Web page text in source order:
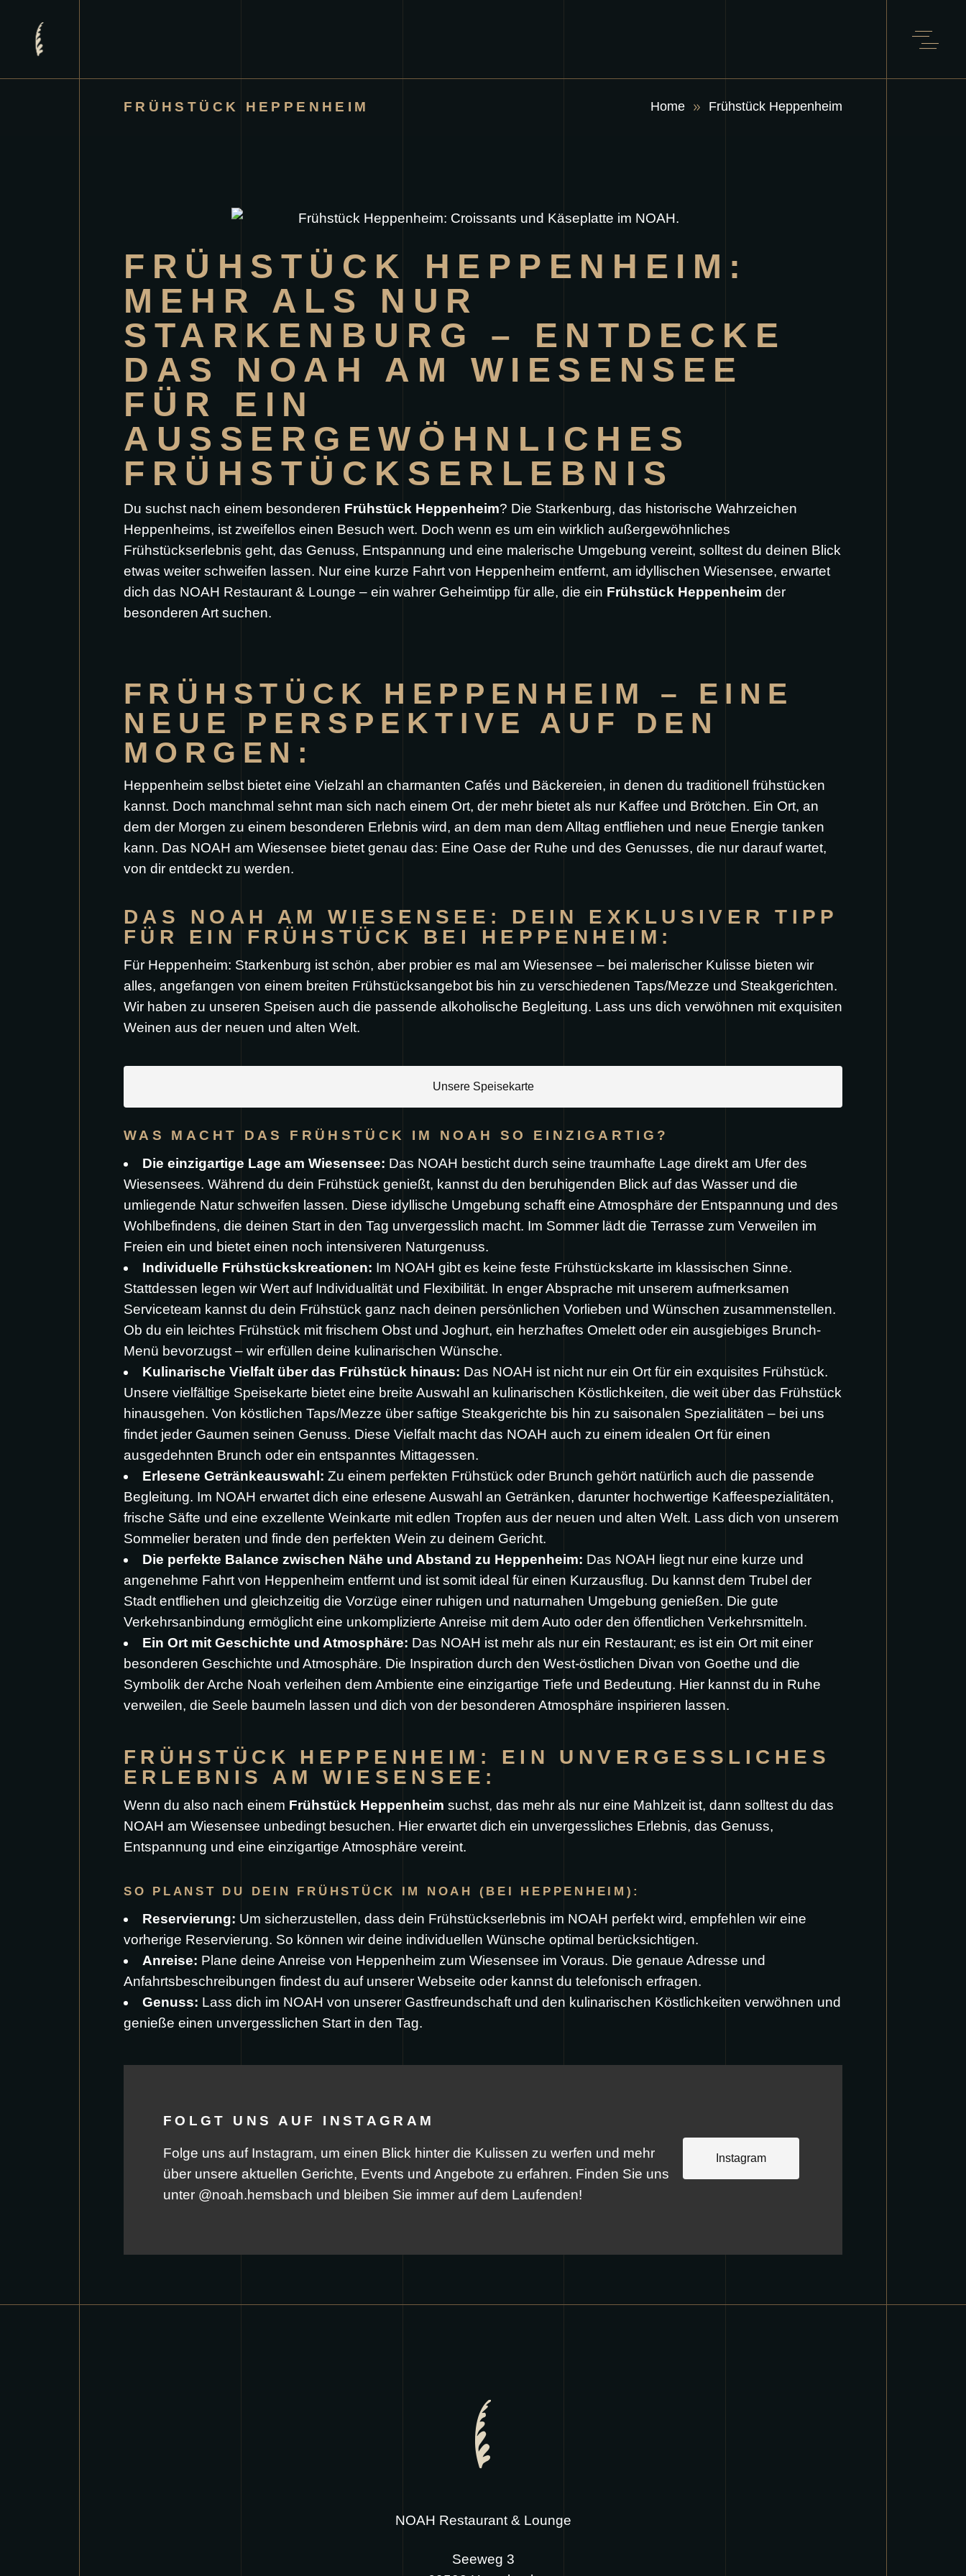
FRÜHSTÜCK HEPPENHEIM Home Frühstück Heppenheim
FRÜHSTÜCK HEPPENHEIM:
MEHR ALS NUR
STARKENBURG – ENTDECKE
DAS NOAH AM WIESENSEE
FÜR EIN
AUSSERGEWÖHNLICHES F
RÜHSTÜCKSERLEBNIS
Du suchst nach einem besonderen Frühstück Heppenheim? Die Starkenburg, das historische Wahrzeichen
Heppenheims, ist zweifellos einen Besuch wert. Doch wenn es um ein wirklich außergewöhnliches
Frühstückserlebnis geht, das Genuss, Entspannung und eine malerische Umgebung vereint, solltest du deinen Blick
etwas weiter schweifen lassen. Nur eine kurze Fahrt von Heppenheim entfernt, am idyllischen Wiesensee, erwartet
dich das NOAH Restaurant & Lounge – ein wahrer Geheimtipp für alle, die ein Frühstück Heppenheim der
besonderen Art suchen.
FRÜHSTÜCK HEPPENHEIM – EINE
NEUE PERSPEKTIVE AUF DEN
MORGEN:
Heppenheim selbst bietet eine Vielzahl an charmanten Cafés und Bäckereien, in denen du traditionell frühstücken
kannst. Doch manchmal sehnt man sich nach einem Ort, der mehr bietet als nur Kaffee und Brötchen. Ein Ort, an
dem der Morgen zu einem besonderen Erlebnis wird, an dem man dem Alltag entfliehen und neue Energie tanken
kann. Das NOAH am Wiesensee bietet genau das: Eine Oase der Ruhe und des Genusses, die nur darauf wartet,
von dir entdeckt zu werden.
DAS NOAH AM WIESENSEE: DEIN EXKLUSIVER TIPP
FÜR EIN FRÜHSTÜCK BEI HEPPENHEIM:
Für Heppenheim: Starkenburg ist schön, aber probier es mal am Wiesensee – bei malerischer Kulisse bieten wir
alles, angefangen von einem breiten Frühstücksangebot bis hin zu verschiedenen Taps/Mezze und Steakgerichten.
Wir haben zu unseren Speisen auch die passende alkoholische Begleitung. Lass uns dich verwöhnen mit exquisiten
Weinen aus der neuen und alten Welt.
Unsere Speisekarte
WAS MACHT DAS FRÜHSTÜCK IM NOAH SO EINZIGARTIG?
Die einzigartige Lage am Wiesensee: Das NOAH besticht durch seine traumhafte Lage direkt am Ufer des
Wiesensees. Während du dein Frühstück genießt, kannst du den beruhigenden Blick auf das Wasser und die
umliegende Natur schweifen lassen. Diese idyllische Umgebung schafft eine Atmosphäre der Entspannung und des
Wohlbefindens, die deinen Start in den Tag unvergesslich macht. Im Sommer lädt die Terrasse zum Verweilen im
Freien ein und bietet einen noch intensiveren Naturgenuss.
Individuelle Frühstückskreationen: Im NOAH gibt es keine feste Frühstückskarte im klassischen Sinne.
Stattdessen legen wir Wert auf Individualität und Flexibilität. In enger Absprache mit unserem aufmerksamen
Serviceteam kannst du dein Frühstück ganz nach deinen persönlichen Vorlieben und Wünschen zusammenstellen.
Ob du ein leichtes Frühstück mit frischem Obst und Joghurt, ein herzhaftes Omelett oder ein ausgiebiges Brunch-
Menü bevorzugst – wir erfüllen deine kulinarischen Wünsche.
Kulinarische Vielfalt über das Frühstück hinaus: Das NOAH ist nicht nur ein Ort für ein exquisites Frühstück.
Unsere vielfältige Speisekarte bietet eine breite Auswahl an kulinarischen Köstlichkeiten, die weit über das Frühstück
hinausgehen. Von köstlichen Taps/Mezze über saftige Steakgerichte bis hin zu saisonalen Spezialitäten – bei uns
findet jeder Gaumen seinen Genuss. Diese Vielfalt macht das NOAH auch zu einem idealen Ort für einen
ausgedehnten Brunch oder ein entspanntes Mittagessen.
Erlesene Getränkeauswahl: Zu einem perfekten Frühstück oder Brunch gehört natürlich auch die passende
Begleitung. Im NOAH erwartet dich eine erlesene Auswahl an Getränken, darunter hochwertige Kaffeespezialitäten,
frische Säfte und eine exzellente Weinkarte mit edlen Tropfen aus der neuen und alten Welt. Lass dich von unserem
Sommelier beraten und finde den perfekten Wein zu deinem Gericht.
Die perfekte Balance zwischen Nähe und Abstand zu Heppenheim: Das NOAH liegt nur eine kurze und
angenehme Fahrt von Heppenheim entfernt und ist somit ideal für einen Kurzausflug. Du kannst dem Trubel der
Stadt entfliehen und gleichzeitig die Vorzüge einer ruhigen und naturnahen Umgebung genießen. Die gute
Verkehrsanbindung ermöglicht eine unkomplizierte Anreise mit dem Auto oder den öffentlichen Verkehrsmitteln.
Ein Ort mit Geschichte und Atmosphäre: Das NOAH ist mehr als nur ein Restaurant; es ist ein Ort mit einer
besonderen Geschichte und Atmosphäre. Die Inspiration durch den West-östlichen Divan von Goethe und die
Symbolik der Arche Noah verleihen dem Ambiente eine einzigartige Tiefe und Bedeutung. Hier kannst du in Ruhe
verweilen, die Seele baumeln lassen und dich von der besonderen Atmosphäre inspirieren lassen.
FRÜHSTÜCK HEPPENHEIM: EIN UNVERGESSLICHES
ERLEBNIS AM WIESENSEE:
Wenn du also nach einem Frühstück Heppenheim suchst, das mehr als nur eine Mahlzeit ist, dann solltest du das
NOAH am Wiesensee unbedingt besuchen. Hier erwartet dich ein unvergessliches Erlebnis, das Genuss,
Entspannung und eine einzigartige Atmosphäre vereint.
SO PLANST DU DEIN FRÜHSTÜCK IM NOAH (BEI HEPPENHEIM):
Reservierung: Um sicherzustellen, dass dein Frühstückserlebnis im NOAH perfekt wird, empfehlen wir eine
vorherige Reservierung. So können wir deine individuellen Wünsche optimal berücksichtigen.
Anreise: Plane deine Anreise von Heppenheim zum Wiesensee im Voraus. Die genaue Adresse und
Anfahrtsbeschreibungen findest du auf unserer Webseite oder kannst du telefonisch erfragen.
Genuss: Lass dich im NOAH von unserer Gastfreundschaft und den kulinarischen Köstlichkeiten verwöhnen und
genieße einen unvergesslichen Start in den Tag.
FOLGT UNS AUF INSTAGRAM
Folge uns auf Instagram, um einen Blick hinter die Kulissen zu werfen und mehr
über unsere aktuellen Gerichte, Events und Angebote zu erfahren. Finden Sie uns
unter @noah.hemsbach und bleiben Sie immer auf dem Laufenden!
Instagram
NOAH Restaurant & Lounge
Seeweg 3